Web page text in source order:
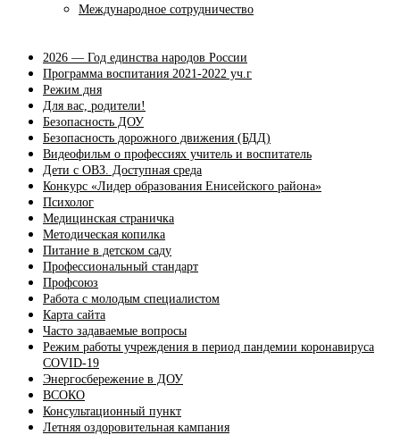
Международное сотрудничество
2026 — Год единства народов России
Программа воспитания 2021-2022 уч.г
Режим дня
Для вас, родители!
Безопасность ДОУ
Безопасность дорожного движения (БДД)
Видеофильм о профессиях учитель и воспитатель
Дети с ОВЗ. Доступная среда
Конкурс «Лидер образования Енисейского района»
Психолог
Медицинская страничка
Методическая копилка
Питание в детском саду
Профессиональный стандарт
Профсоюз
Работа с молодым специалистом
Карта сайта
Часто задаваемые вопросы
Режим работы учреждения в период пандемии коронавируса
COVID-19
Энергосбережение в ДОУ
ВСОКО
Консультационный пункт
Летняя оздоровительная кампания